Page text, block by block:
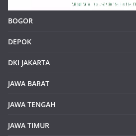
BOGOR
DEPOK
DKI JAKARTA
JAWA BARAT
JAWA TENGAH
JAWA TIMUR